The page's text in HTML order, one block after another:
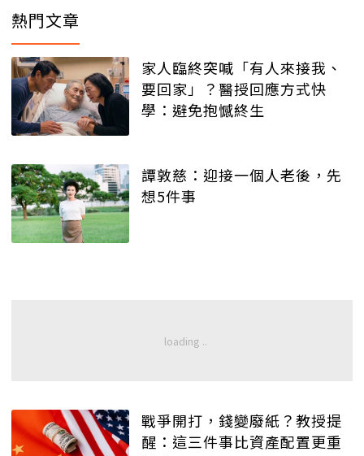
熱門文章
家人臨終突喊「有人來接我、
要回家」？醫授回應方式快
學：避免抱憾終生
譚敦慈：迎接一個人老後，先
想5件事
戰爭開打，錢變廢紙？教授提
醒：這三件事比資產配置更重